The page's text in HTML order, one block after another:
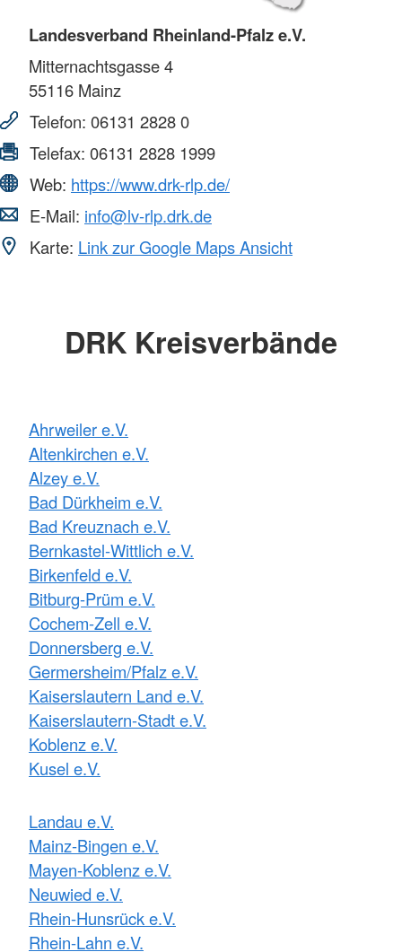
Landesverband Rheinland-Pfalz e.V.
Mitternachtsgasse 4
55116 Mainz
Telefon: 06131 2828 0
Telefax: 06131 2828 1999
Web: https://www.drk-rlp.de/
E-Mail: info@lv-rlp.drk.de
Karte: Link zur Google Maps Ansicht
DRK Kreisverbände
Ahrweiler e.V.
Altenkirchen e.V.
Alzey e.V.
Bad Dürkheim e.V.
Bad Kreuznach e.V.
Bernkastel-Wittlich e.V.
Birkenfeld e.V.
Bitburg-Prüm e.V.
Cochem-Zell e.V.
Donnersberg e.V.
Germersheim/Pfalz e.V.
Kaiserslautern Land e.V.
Kaiserslautern-Stadt e.V.
Koblenz e.V.
Kusel e.V.
Landau e.V.
Mainz-Bingen e.V.
Mayen-Koblenz e.V.
Neuwied e.V.
Rhein-Hunsrück e.V.
Rhein-Lahn e.V.